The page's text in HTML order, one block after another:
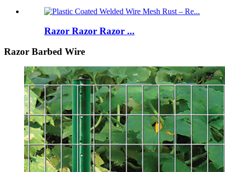
Razor Razor Razor ...
Razor Barbed Wire